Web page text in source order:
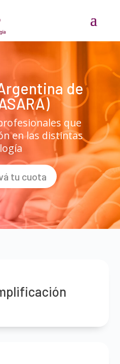
de
que
en las distintas
tu cuota